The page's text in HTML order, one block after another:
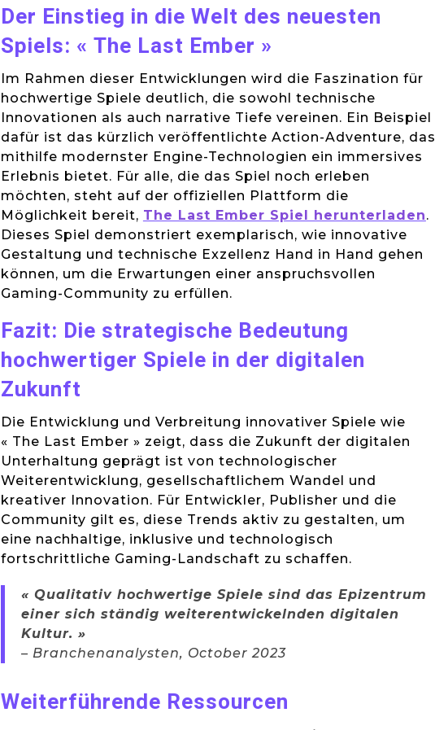
Der Einstieg in die Welt des neuesten
Spiels: « The Last Ember »
Im Rahmen dieser Entwicklungen wird die Faszination für
hochwertige Spiele deutlich, die sowohl technische
Innovationen als auch narrative Tiefe vereinen. Ein Beispiel
dafür ist das kürzlich veröffentlichte Action-Adventure, das
mithilfe modernster Engine-Technologien ein immersives
Erlebnis bietet. Für alle, die das Spiel noch erleben
möchten, steht auf der offiziellen Plattform die
Möglichkeit bereit, The Last Ember Spiel herunterladen.
Dieses Spiel demonstriert exemplarisch, wie innovative
Gestaltung und technische Exzellenz Hand in Hand gehen
können, um die Erwartungen einer anspruchsvollen
Gaming-Community zu erfüllen.
Fazit: Die strategische Bedeutung
hochwertiger Spiele in der digitalen
Zukunft
Die Entwicklung und Verbreitung innovativer Spiele wie
« The Last Ember » zeigt, dass die Zukunft der digitalen
Unterhaltung geprägt ist von technologischer
Weiterentwicklung, gesellschaftlichem Wandel und
kreativer Innovation. Für Entwickler, Publisher und die
Community gilt es, diese Trends aktiv zu gestalten, um
eine nachhaltige, inklusive und technologisch
fortschrittliche Gaming-Landschaft zu schaffen.
« Qualitativ hochwertige Spiele sind das Epizentrum
einer sich ständig weiterentwickelnden digitalen
Kultur. »
– Branchenanalysten, October 2023
Weiterführende Ressourcen